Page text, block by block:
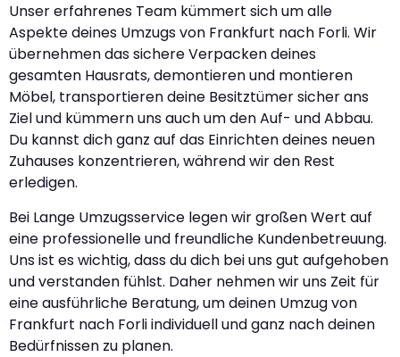
Unser erfahrenes Team kümmert sich um alle
Aspekte deines Umzugs von Frankfurt nach Forli. Wir
übernehmen das sichere Verpacken deines
gesamten Hausrats, demontieren und montieren
Möbel, transportieren deine Besitztümer sicher ans
Ziel und kümmern uns auch um den Auf- und Abbau.
Du kannst dich ganz auf das Einrichten deines neuen
Zuhauses konzentrieren, während wir den Rest
erledigen.
Bei Lange Umzugsservice legen wir großen Wert auf
eine professionelle und freundliche Kundenbetreuung.
Uns ist es wichtig, dass du dich bei uns gut aufgehoben
und verstanden fühlst. Daher nehmen wir uns Zeit für
eine ausführliche Beratung, um deinen Umzug von
Frankfurt nach Forli individuell und ganz nach deinen
Bedürfnissen zu planen.